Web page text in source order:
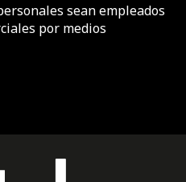
sean empleados
por medios